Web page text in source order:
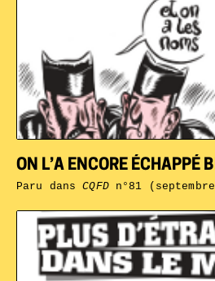
ON L’A ENCORE ÉCHAPPÉ
Paru dansCQFDn°81